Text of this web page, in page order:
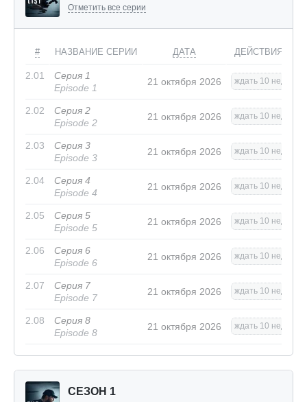
Отметить все серии
# НАЗВАНИЕ СЕРИИ ДАТА ДЕЙСТВИЯ
2.01
Серия 1
Episode 1
21 октября 2026 ждать 10 нед.
2.02
Серия 2
Episode 2
21 октября 2026 ждать 10 нед.
2.03
Серия 3
Episode 3
21 октября 2026 ждать 10 нед.
2.04
Серия 4
Episode 4
21 октября 2026 ждать 10 нед.
2.05
Серия 5
Episode 5
21 октября 2026 ждать 10 нед.
2.06
Серия 6
Episode 6
21 октября 2026 ждать 10 нед.
2.07
Серия 7
Episode 7
21 октября 2026 ждать 10 нед.
2.08
Серия 8
Episode 8
21 октября 2026 ждать 10 нед.
СЕЗОН 1